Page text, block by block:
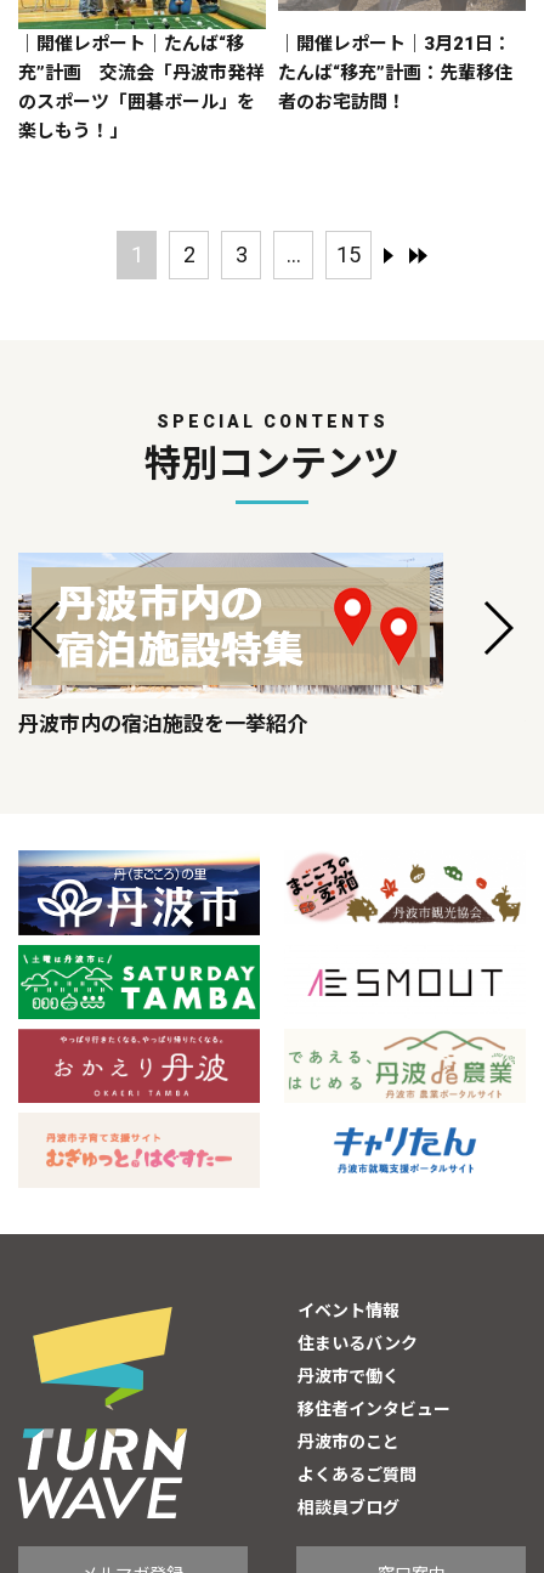
｜開催レポート｜たんば“移
充”計画 交流会「丹波市発祥
のスポーツ「囲碁ボール」を
楽しもう！」
｜開催レポート｜3月21日：
たんば“移充”計画：先輩移住
者のお宅訪問！
1 2 3 ... 15
SPECIAL CONTENTS
特別コンテンツ
丹波市内の宿泊施設を一挙紹介
イベント情報
住まいるバンク
丹波市で働く
移住者インタビュー
丹波市のこと
よくあるご質問
相談員ブログ